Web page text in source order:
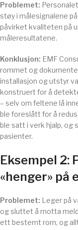
Problemet:
støy i målesignalene
påvirket kvaliteten på
måleresultatene.
Konklusjon: EMF
rommet og
installasjon og utstyr
konstruert for å
– selv om feltene lå
ble foreslått for å
ble satt i verk hjalp,
pasienter.
Eksempel 2:
«henger» på
Problemet: Leger på
og sluttet å motta
ett bestemt rom, og